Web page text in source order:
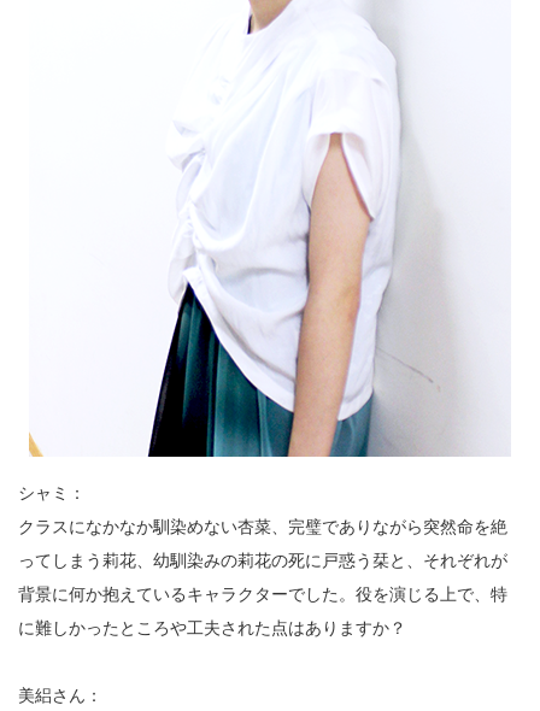
シャミ：
クラスになかなか馴染めない杏菜、完璧でありながら突然命を絶
ってしまう莉花、幼馴染みの莉花の死に戸惑う栞と、それぞれが
背景に何か抱えているキャラクターでした。役を演じる上で、特
に難しかったところや工夫された点はありますか？
美絽さん：